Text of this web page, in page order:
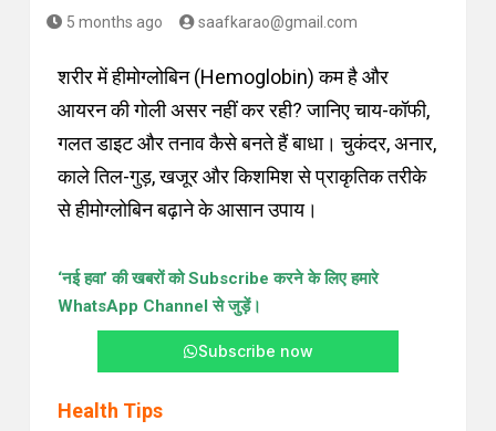
5 months ago saafkarao@gmail.com
शरीर में हीमोग्लोबिन (Hemoglobin) कम है और
आयरन की गोली असर नहीं कर रही? जानिए चाय-कॉफी,
गलत डाइट और तनाव कैसे बनते हैं बाधा। चुकंदर, अनार,
काले तिल-गुड़, खजूर और किशमिश से प्राकृतिक तरीके
से हीमोग्लोबिन बढ़ाने के आसान उपाय।
‘नई हवा’ की खबरों को Subscribe करने के लिए हमारे
WhatsApp Channel से जुड़ें।
Subscribe now
Health Tips